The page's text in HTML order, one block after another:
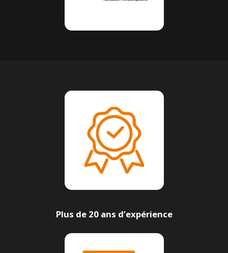
Plus de 20 ans d’expérience